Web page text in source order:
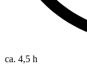
ca. 4,5 h